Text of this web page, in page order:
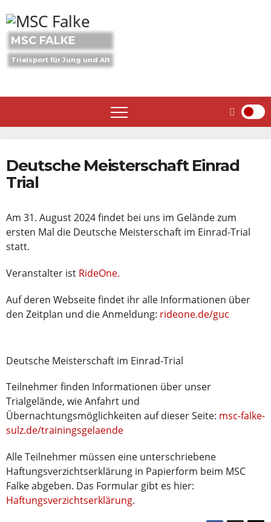
to
content
MSC FALKE
Trialsport für Jung und Alt
Deutsche Meisterschaft Einrad
Trial
Am 31. August 2024 findet bei uns im Gelände zum
ersten Mal die Deutsche Meisterschaft im Einrad-Trial
statt.
Veranstalter ist RideOne.
Auf deren Webseite findet ihr alle Informationen über
den Zeitplan und die Anmeldung: rideone.de/guc
Deutsche Meisterschaft im Einrad-Trial
Teilnehmer finden Informationen über unser
Trialgelände, wie Anfahrt und
Übernachtungsmöglichkeiten auf dieser Seite: msc-falke-
sulz.de/trainingsgelaende
Alle Teilnehmer müssen eine unterschriebene
Haftungsverzichtserklärung in Papierform beim MSC
Falke abgeben. Das Formular gibt es hier:
Haftungsverzichtserklärung.